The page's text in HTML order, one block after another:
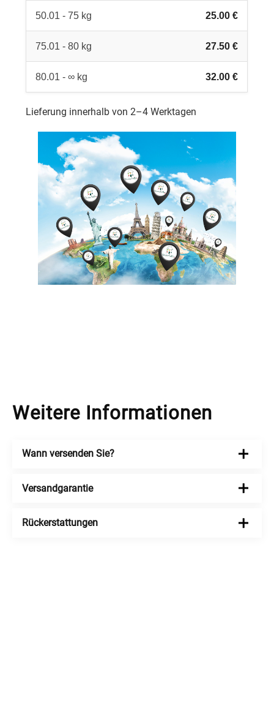
50.01 - 75 kg 25.00 €
75.01 - 80 kg 27.50 €
80.01 - ∞ kg 32.00 €
Lieferung innerhalb von 2–4 Werktagen
Weitere Informationen
Wann versenden Sie?
Versandgarantie
Rückerstattungen